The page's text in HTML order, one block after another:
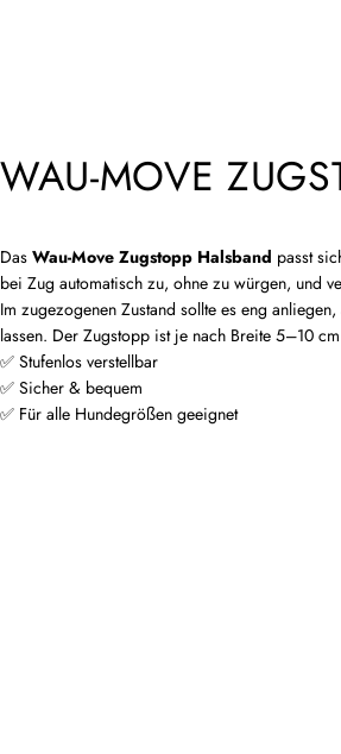
WAU-MOVE
Das Wau-Move Zugstopp Halsband passt
bei Zug automatisch zu, ohne zu würgen, und
Im zugezogenen Zustand sollte es eng
lassen. Der Zugstopp ist je nach Breite 5–10
✅ Stufenlos verstellbar
✅ Sicher & bequem
✅ Für alle Hundegrößen geeignet